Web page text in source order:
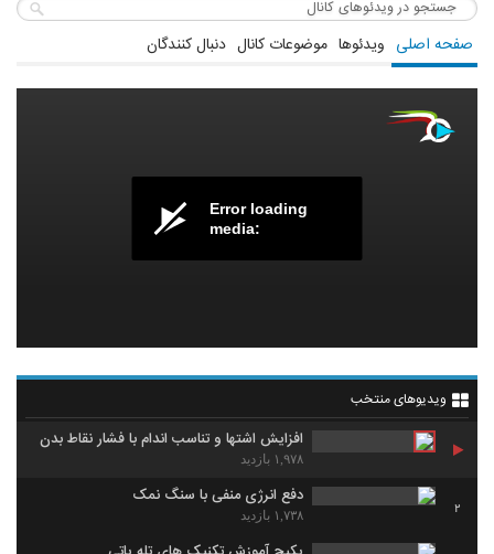
صفحه اصلی ویدئوها موضوعات کانال دنبال کنندگان
Error loading
media:
ویدیوهای منتخب
افزایش اشتها و تناسب اندام با فشار نقاط بدن
۱,۹۷۸ بازدید
2
دفع انرژی منفی با سنگ نمک
۱,۷۳۸ بازدید